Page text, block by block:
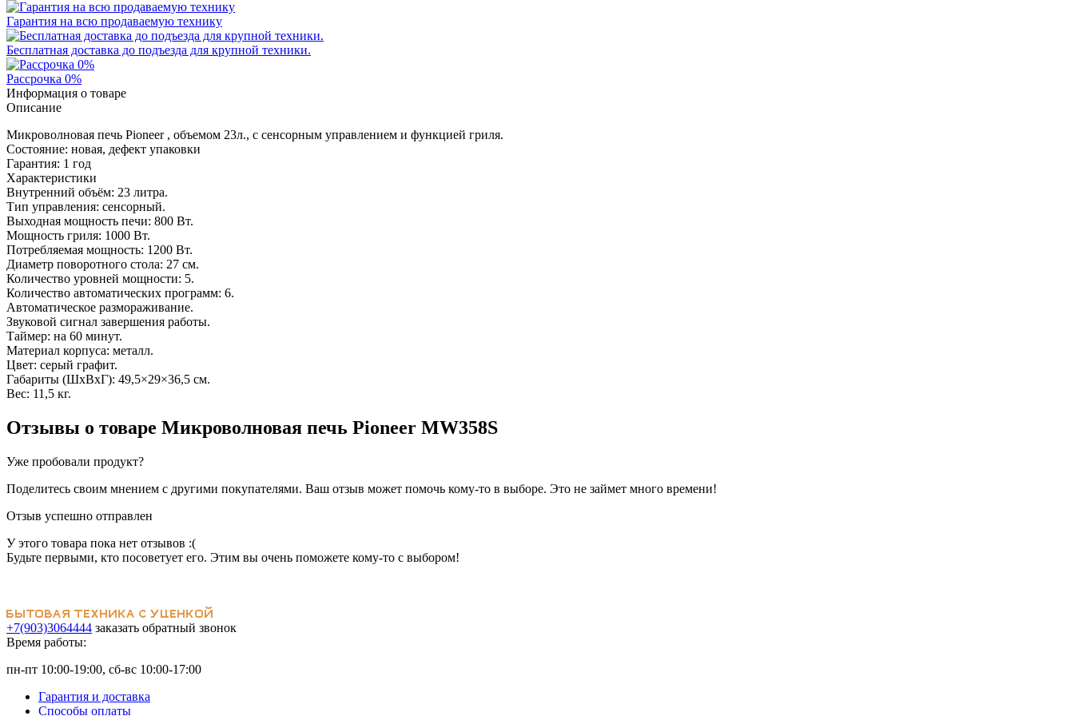
Гарантия на всю продаваемую технику
Бесплатная доставка до подъезда для крупной техники.
Рассрочка 0%
Информация о товаре
Описание
Микроволновая печь Pioneer , объемом 23л., с сенсорным управлением и функцией гриля.
Состояние: новая, дефект упаковки
Гарантия: 1 год
Характеристики
Внутренний объём: 23 литра.
Тип управления: сенсорный.
Выходная мощность печи: 800 Вт.
Мощность гриля: 1000 Вт.
Потребляемая мощность: 1200 Вт.
Диаметр поворотного стола: 27 см.
Количество уровней мощности: 5.
Количество автоматических программ: 6.
Автоматическое размораживание.
Звуковой сигнал завершения работы.
Таймер: на 60 минут.
Материал корпуса: металл.
Цвет: серый графит.
Габариты (ШхВхГ): 49,5×29×36,5 см.
Вес: 11,5 кг.
Отзывы о товаре Микроволновая печь Pioneer MW358S
Уже пробовали продукт?
Поделитесь своим мнением с другими покупателями. Ваш отзыв может помочь кому-то в выборе. Это не займет много времени!
Отзыв успешно отправлен
У этого товара пока нет отзывов :(
Будьте первыми, кто посоветует его. Этим вы очень поможете кому-то с выбором!
+7(903)3064444 заказать обратный звонок
Время работы:
пн-пт 10:00-19:00, сб-вс 10:00-17:00
Гарантия и доставка
Способы оплаты